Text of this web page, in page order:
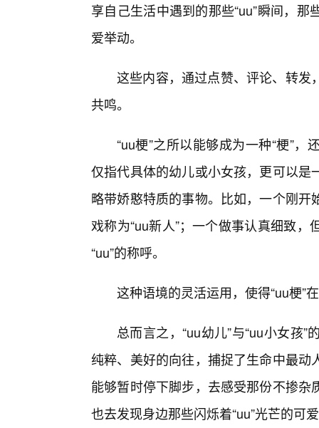
享自己生活中遇到的那些“uu”瞬间，
爱举动。
这些内容，通过点赞、评论、转发
共鸣。
“uu梗”之所以能够成为一种“梗”
仅指代具体的幼儿或小女孩，更可以
略带娇憨特质的事物。比如，一个刚
戏称为“uu新人”；一个做事认真细致
“uu”的称呼。
这种语境的灵活运用，使得“uu梗”
总而言之，“uu幼儿”与“uu小女孩
纯粹、美好的向往，捕捉了生命中最
能够暂时停下脚步，去感受那份不掺
也去发现身边那些闪烁着“uu”光芒的可